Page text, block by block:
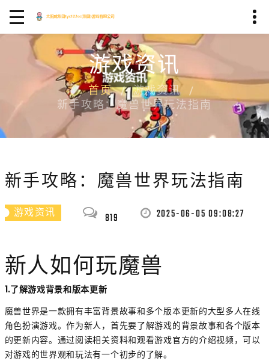
游戏资讯
首页
游戏资讯
新手攻略：魔兽世界玩法指南
新手攻略：魔兽世界玩法指南
游戏资讯 819 2025-06-05 09:08:27
新人如何玩魔兽
1.了解游戏背景和版本更新
魔兽世界是一款拥有丰富背景故事和多个版本更新的大型多人在线
角色扮演游戏。作为新人，首先要了解游戏的背景故事和各个版本
的更新内容。通过阅读相关资料和观看游戏官方的介绍视频，可以
对游戏的世界观和玩法有一个初步的了解。